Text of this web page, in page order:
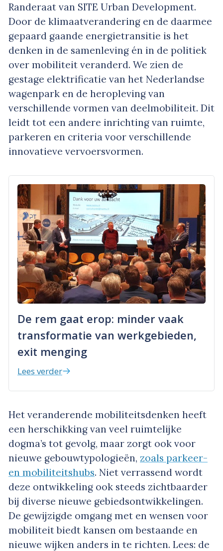
Randeraat van SITE Urban Development.
Door de klimaatverandering en de daarmee
gepaard gaande energietransitie is het
denken in de samenleving én in de politiek
over mobiliteit veranderd. We zien de
gestage elektrificatie van het Nederlandse
wagenpark en de heropleving van
verschillende vormen van deelmobiliteit. Dit
leidt tot een andere inrichting van ruimte,
parkeren en criteria voor verschillende
innovatieve vervoersvormen.
De rem gaat erop: minder vaak
transformatie van werkgebieden,
exit menging
Lees verder
Het veranderende mobiliteitsdenken heeft
een herschikking van veel ruimtelijke
dogma’s tot gevolg, maar zorgt ook voor
nieuwe gebouwtypologieën, zoals parkeer-
en mobiliteitshubs. Niet verrassend wordt
deze ontwikkeling ook steeds zichtbaarder
bij diverse nieuwe gebiedsontwikkelingen.
De gewijzigde omgang met en wensen voor
mobiliteit biedt kansen om bestaande en
nieuwe wijken anders in te richten. Lees: de